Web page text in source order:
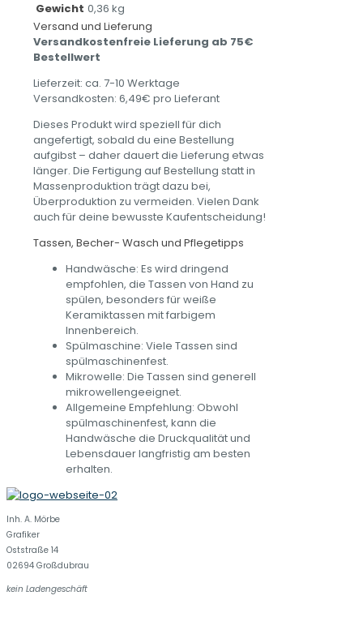
Gewicht 0,36 kg
Versand und Lieferung
Versandkostenfreie Lieferung ab 75€
Bestellwert
Lieferzeit: ca. 7-10 Werktage
Versandkosten: 6,49€ pro Lieferant
Dieses Produkt wird speziell für dich
angefertigt, sobald du eine Bestellung
aufgibst – daher dauert die Lieferung etwas
länger. Die Fertigung auf Bestellung statt in
Massenproduktion trägt dazu bei,
Überproduktion zu vermeiden. Vielen Dank
auch für deine bewusste Kaufentscheidung!
Tassen, Becher- Wasch und Pflegetipps
Handwäsche: Es wird dringend
empfohlen, die Tassen von Hand zu
spülen, besonders für weiße
Keramiktassen mit farbigem
Innenbereich.
Spülmaschine: Viele Tassen sind
spülmaschinenfest.
Mikrowelle: Die Tassen sind generell
mikrowellengeeignet.
Allgemeine Empfehlung: Obwohl
spülmaschinenfest, kann die
Handwäsche die Druckqualität und
Lebensdauer langfristig am besten
erhalten.
Inh. A. Mörbe
Grafiker
Oststraße 14
02694 Großdubrau
kein Ladengeschäft